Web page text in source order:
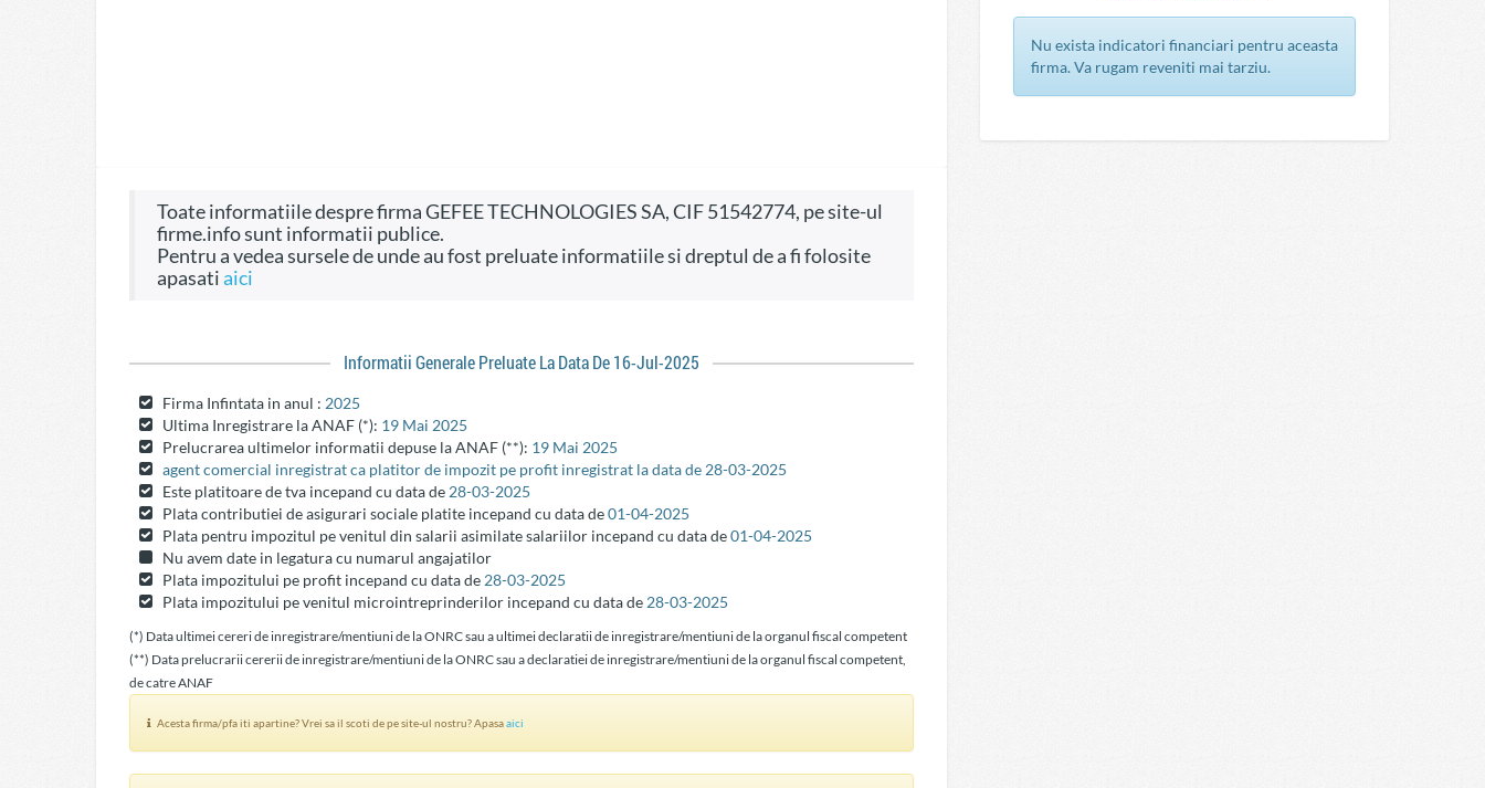
Toate informatiile despre firma GEFEE TECHNOLOGIES SA, CIF 51542774, pe site-ul
firme.info sunt informatii publice.
Pentru a vedea sursele de unde au fost preluate informatiile si dreptul de a fi folosite
apasatiaici
Informatii Generale Preluate La Data De 16-Jul-2025
Firma Infintata in anul : 2025
Ultima Inregistrare la ANAF (*): 19 Mai 2025
Prelucrarea ultimelor informatii depuse la ANAF (**): 19 Mai 2025
agent comercial inregistrat ca platitor de impozit pe profit inregistrat la data de 28-03-2025
Este platitoare de tva incepand cu data de 28-03-2025
Plata contributiei de asigurari sociale platite incepand cu data de01-04-2025
Plata pentru impozitul pe venitul din salarii asimilate salariilor incepand cu data de01-04-2025
Nu avem date in legatura cu numarul angajatilor
Plata impozitului pe profit incepand cu data de 28-03-2025
Plata impozitului pe venitul microintreprinderilor incepand cu data de 28-03-2025
(*) Data ultimei cereri de inregistrare/mentiuni de la ONRC sau a ultimei declaratii de inregistrare/mentiuni de la organul fiscal competent
(**) Data prelucrarii cererii de inregistrare/mentiuni de la ONRC sau a declaratiei de inregistrare/mentiuni de la organul fiscal competent,
de catre ANAF
Acesta firma/pfa iti apartine? Vrei sa il scoti de pe site-ul nostru? Apasaaici
Nu exista indicatori financiari pentru aceasta
firma. Va rugam reveniti mai tarziu.